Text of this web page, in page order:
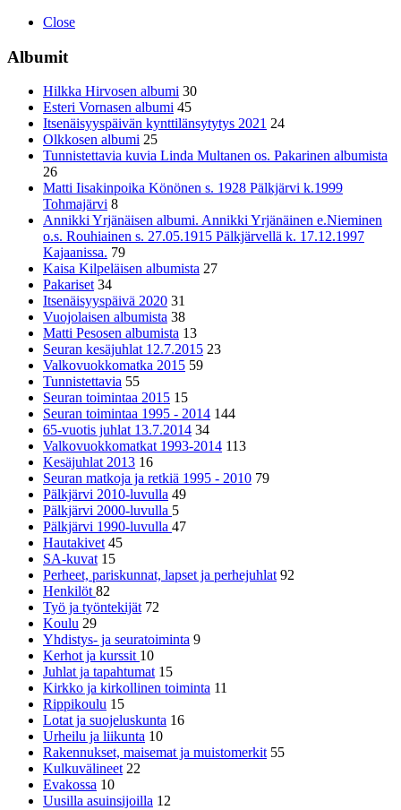
Close
Albumit
Hilkka Hirvosen albumi 30
Esteri Vornasen albumi 45
Itsenäisyyspäivän kynttilänsytytys 2021 24
Olkkosen albumi 25
Tunnistettavia kuvia Linda Multanen os. Pakarinen albumista
26
Matti Iisakinpoika Könönen s. 1928 Pälkjärvi k.1999
Tohmajärvi 8
Annikki Yrjänäisen albumi. Annikki Yrjänäinen e.Nieminen
o.s. Rouhiainen s. 27.05.1915 Pälkjärvellä k. 17.12.1997
Kajaanissa. 79
Kaisa Kilpeläisen albumista 27
Pakariset 34
Itsenäisyyspäivä 2020 31
Vuojolaisen albumista 38
Matti Pesosen albumista 13
Seuran kesäjuhlat 12.7.2015 23
Valkovuokkomatka 2015 59
Tunnistettavia 55
Seuran toimintaa 2015 15
Seuran toimintaa 1995 - 2014 144
65-vuotis juhlat 13.7.2014 34
Valkovuokkomatkat 1993-2014 113
Kesäjuhlat 2013 16
Seuran matkoja ja retkiä 1995 - 2010 79
Pälkjärvi 2010-luvulla 49
Pälkjärvi 2000-luvulla 5
Pälkjärvi 1990-luvulla 47
Hautakivet 45
SA-kuvat 15
Perheet, pariskunnat, lapset ja perhejuhlat 92
Henkilöt82
Työ ja työntekijät 72
Koulu 29
Yhdistys- ja seuratoiminta 9
Kerhot ja kurssit 10
Juhlat ja tapahtumat 15
Kirkko ja kirkollinen toiminta 11
Rippikoulu 15
Lotat ja suojeluskunta 16
Urheilu ja liikunta 10
Rakennukset, maisemat ja muistomerkit 55
Kulkuvälineet 22
Evakossa 10
Uusilla asuinsijoilla 12